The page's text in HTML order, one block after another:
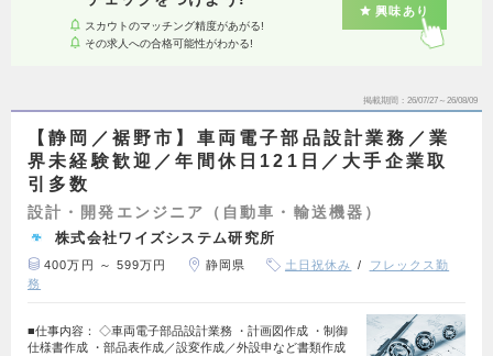
スカウトのマッチング精度があがる!
その求人への合格可能性がわかる!
興味あり
掲載期間 26/07/27～26/08/09
【静岡／裾野市】車両電子部品設計業務／業
界未経験歓迎／年間休日121日／大手企業取
引多数
設計・開発エンジニア（自動車・輸送機器）
株式会社ワイズシステム研究所
400万円 ～ 599万円 静岡県 土日祝休み
フレックス勤
務
■仕事内容： ◇車両電子部品設計業務 ・計画図作成 ・制御
仕様書作成 ・部品表作成／設変作成／外設申など書類作成